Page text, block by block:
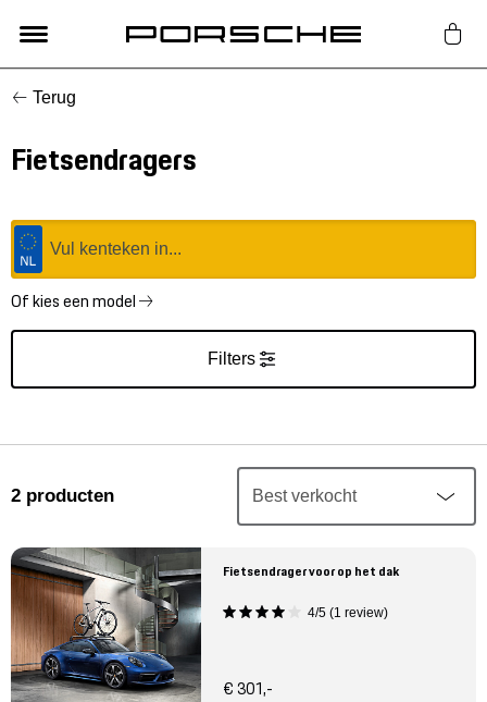
Lifestyle
Auto Accessoires
Classic
Nieuw
Mijn account
Klantenservice
Meer Porsche
Porsche informatie
Terug
Fietsendragers
Of kies een model
Filters
2 producten
Fietsendrager voor op het dak
4/5 (1 review)
€ 301,-